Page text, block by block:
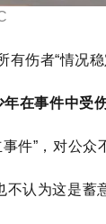
伤者“情况稳
在事件中受伤
件”，对公众
认为这是蓄